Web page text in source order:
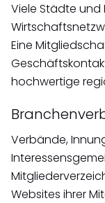
Viele Städte und
Eine
hochwertige
Verbände,
Websites ihrer